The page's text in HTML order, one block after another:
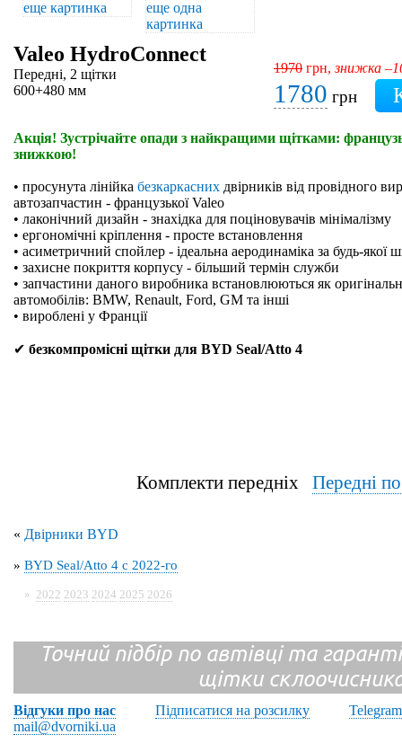
Valeo HydroConnect
Передні, 2 щітки
600+480 мм
1970 грн,знижка
1780 грн
Акція! Зустрічайте опади з найкращими щітками:
знижкою!
• просунута лінійка безкаркасних двірників від провідного
автозапчастин - французької Valeo
• лаконічний дизайн - знахідка для поціновувачів мінімалізму
• ергономічні кріплення - просте встановлення
• асиметричний спойлер - ідеальна аеродинаміка за будь-якої
• захисне покриття корпусу - більший термін служби
• запчастини даного виробника встановлюються як
автомобілів: BMW, Renault, Ford, GM та інші
• вироблені у Франції
✔ безкомпромісні щітки для BYD Seal/Atto 4
Комплекти передніх Передні
« Двірники BYD
» BYD Seal/Atto 4 с 2022-го
» 2022 2023 2024 2025 2026
Точний підбір по автівці та
щітки
Відгуки про нас Підписатися на розсилку
Telegram
mail@dvorniki.ua